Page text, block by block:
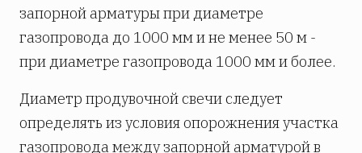
запорной арматуры при диаметре
газопровода до 1000 мм и не менее 50 м -
при диаметре газопровода 1000 мм и более.
Диаметр продувочной свечи следует
определять из условия опорожнения участка
газопровода между запорной арматурой в